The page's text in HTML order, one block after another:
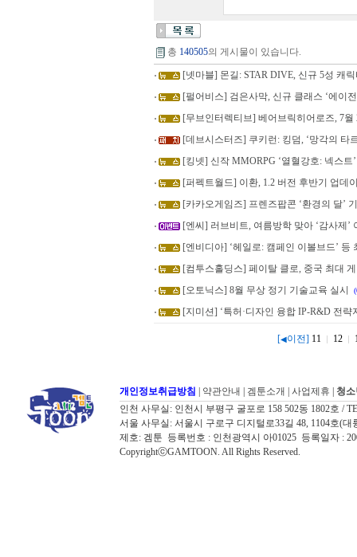
총 140505의 게시물이 있습니다.
[넷마블] 몬길: STAR DIVE, 신규 5성 캐
[펄어비스] 검은사막, 신규 클래스 ‘에이
[무브인터렉티브] 베어브릭히어로즈, 7월
[데브시스터즈] 쿠키런: 킹덤, ‘망각의 타
[킹넷] 신작 MMORPG ‘열혈강호: 넥스트
[퍼펙트월드] 이환, 1.2 버전 후반기 업데
[카카오게임즈] 프렌즈팝콘 ‘환경의 달’
[엔씨] 러브비트, 여름방학 맞아 ‘감사제’
[엔비디아] ‘헤일로: 캠페인 이볼브드’ 등
[컴투스홀딩스] 페이탈 클로, 중국 최대
[오토닉스] 8월 무상 정기 기술교육 실시
[지미션] ‘특허·디자인 융합 IP-R&D 전략
[◀이전] 11 12
개인정보취급방침 약관안내 겜툰소개 사업제휴
청
인천 사무실: 인천시 부평구 굴포로 158 502동 1802호 /
서울 사무실: 서울시 구로구 디지털로33길 48, 1104호(대
제호: 겜툰 등록번호 : 인천광역시 아01025 등록일자 :
CopyrightⓒGAMTOON. All Rights Reserved.